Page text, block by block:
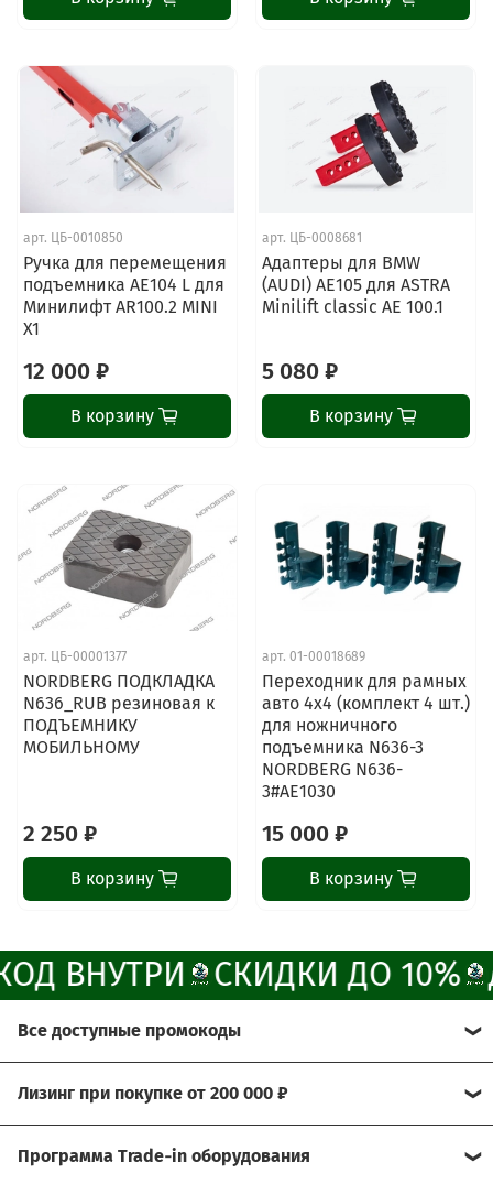
арт. ЦБ-0010850
Ручка для перемещения
подъемника AE104 L для
Минилифт AR100.2 MINI
X1
12 000 ₽
В корзину
арт. ЦБ-0008681
Адаптеры для BMW
(AUDI) AE105 для ASTRA
Minilift classic AE 100.1
5 080 ₽
В корзину
арт. ЦБ-00001377
NORDBERG ПОДКЛАДКА
N636_RUB резиновая к
ПОДЪЕМНИКУ
МОБИЛЬНОМУ
2 250 ₽
В корзину
арт. 01-00018689
Переходник для рамных
авто 4х4 (комплект 4 шт.)
для ножничного
подъемника N636-3
NORDBERG N636-
3#AE1030
15 000 ₽
В корзину
ВНУТРИ СКИДКИ ДО 10%
Все доступные промокоды
Мы рады предложить Вам возможность
воспользоваться нашими эксклюзивными
Лизинг при покупке от 200 000 ₽
Программа Trade‑in оборудования
ChatApp
online
Наши мессенджеры
Свяжитесь с нами через любой удобный
мессенджер!
Написать менеджеру в MAX
Отдел продаж и сервис
Позвонить
Группа Вконтакте
Канал MAX